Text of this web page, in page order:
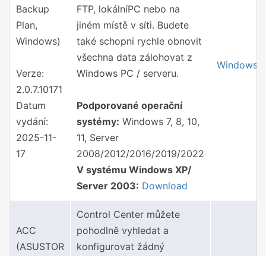
Backup
Plan,
Windows)
Verze:
2.0.7.10171
Datum
vydání:
2025-11-
17
FTP, lokálníPC nebo na
jiném místě v síti. Budete
také schopni rychle obnovit
všechna data zálohovat z
Windows PC / serveru.
Podporované operační
systémy: Windows 7, 8, 10,
11, Server
2008/2012/2016/2019/2022
V systému Windows XP/
Server 2003: Download
Windows
ACC
(ASUSTOR
Control Center můžete
pohodlně vyhledat a
konfigurovat žádný